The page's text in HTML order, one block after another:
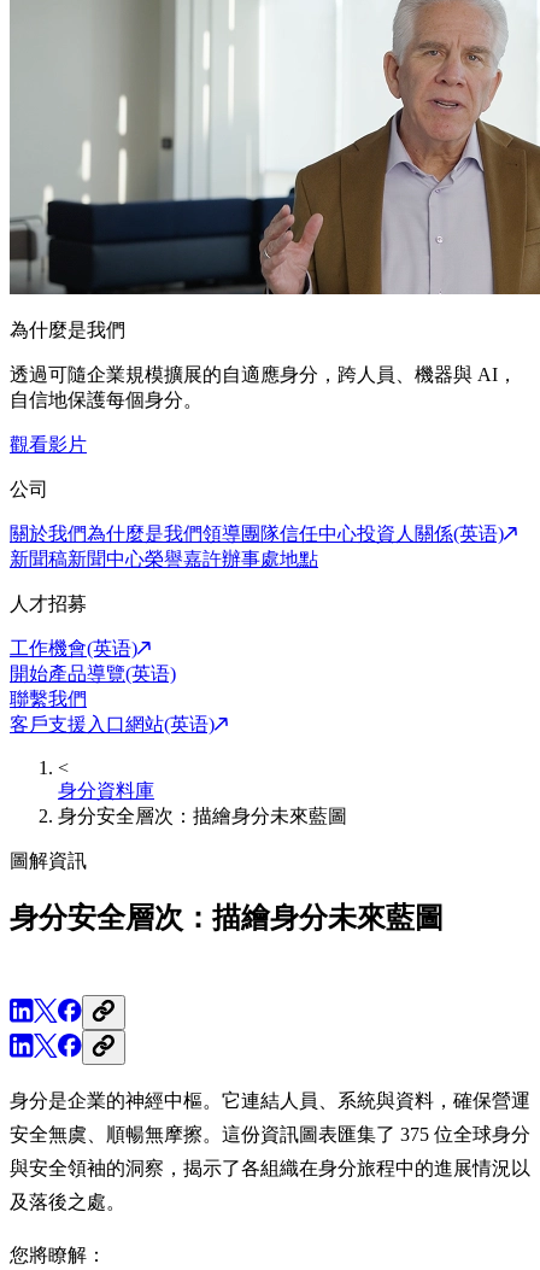
為什麼是我們
透過可隨企業規模擴展的自適應身分，跨人員、機器與 AI，
自信地保護每個身分。
觀看影片
公司
關於我們為什麼是我們領導團隊信任中心投資人關係(英语)
新聞稿新聞中心榮譽嘉許辦事處地點
人才招募
工作機會(英语)
開始產品導覽(英语)
聯繫我們
客戶支援入口網站(英语)
<
身分資料庫
身分安全層次：描繪身分未來藍圖
圖解資訊
身分安全層次：描繪身分未來藍圖
身分是企業的神經中樞。它連結人員、系統與資料，確保營運
安全無虞、順暢無摩擦。這份資訊圖表匯集了 375 位全球身分
與安全領袖的洞察，揭示了各組織在身分旅程中的進展情況以
及落後之處。
您將瞭解：